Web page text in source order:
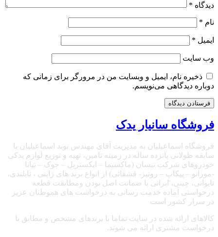
دیدگاه *
نام *
ایمیل *
وب‌ سایت
ذخیره نام، ایمیل و وبسایت من در مرورگر برای زمانی که
دوباره دیدگاهی می‌نویسم.
فروشگاه سانیار یدک
فروشگاه اسماعیلیان به مدیریت آقای مهندس نوید اسماعیلیان با
سابقه طولانی پانزده ساله در زمینه تامین، تهیه و توزیع لوازم یدکی
خودروهای شرکت نیسان (ماکسیما – ایکستریل – جوک – تیانا
-مورانو – پیکاپ – رونیز- قشقائی) از انواع برند های ژاپنی ، تایلندی،
تایوانی، چینی، ایرانی با ضمانت اصل بودن ومطابقت قطعه
درخواستی آماده خدمت رسانی به درخواست های هموطنان عزیز
در سرار کشور است
کالاهای ارائه شده در سایت تماما با برندهای مشخص و مطابق با
درخواست مشتری ارائه می شوند.